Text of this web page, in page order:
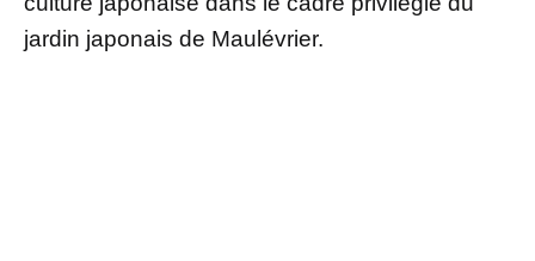
jardin japonais de Maulévrier.